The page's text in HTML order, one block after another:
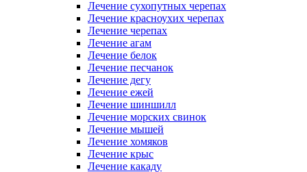
Лечение сухопутных черепах
Лечение красноухих черепах
Лечение черепах
Лечение агам
Лечение белок
Лечение песчанок
Лечение дегу
Лечение ежей
Лечение шиншилл
Лечение морских свинок
Лечение мышей
Лечение хомяков
Лечение крыс
Лечение какаду